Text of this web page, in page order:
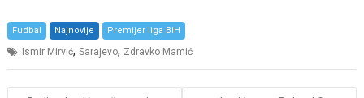
Fudbal Najnovije Premijer liga BiH
Ismir Mirvić,Sarajevo, Zdravko Mamić